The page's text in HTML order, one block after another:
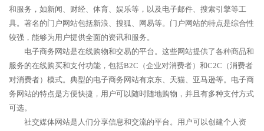
和服务，如新闻、财经、体育、娱乐等，以及电子邮件、搜索引擎等工
具。著名的门户网站包括新浪、搜狐、网易等。门户网站的特点是综合性
较强，能够为用户提供全面的资讯和服务。
电子商务网站是在线购物和交易的平台。这些网站提供了各种商品和
服务的在线购买和支付功能，包括B2C（企业对消费者）和C2C（消费者
对消费者）模式。典型的电子商务网站有京东、天猫、亚马逊等。电子商
务网站的特点是方便快捷，用户可以随时随地购物，并且有多种支付方式
可选。
社交媒体网站是人们分享信息和交流的平台。用户可以创建个人资